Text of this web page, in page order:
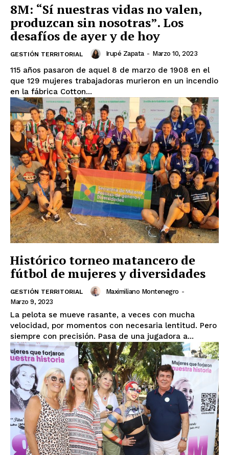
8M: “Sí nuestras vidas no valen,
produzcan sin nosotras”. Los
desafíos de ayer y de hoy
GESTIÓN TERRITORIAL Irupé Zapata - Marzo 10, 2023
115 años pasaron de aquel 8 de marzo de 1908 en el
que 129 mujeres trabajadoras murieron en un incendio
en la fábrica Cotton...
Histórico torneo matancero de
fútbol de mujeres y diversidades
GESTIÓN TERRITORIAL Maximiliano Montenegro -
Marzo 9, 2023
La pelota se mueve rasante, a veces con mucha
velocidad, por momentos con necesaria lentitud. Pero
siempre con precisión. Pasa de una jugadora a...